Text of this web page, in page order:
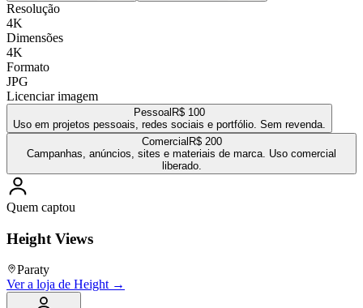
Resolução
4K
Dimensões
4K
Formato
JPG
Licenciar imagem
Pessoal R$ 100
Uso em projetos pessoais, redes sociais e portfólio. Sem revenda.
Comercial R$ 200
Campanhas, anúncios, sites e materiais de marca. Uso comercial
liberado.
Quem captou
Height Views
Paraty
Ver a loja de Height →